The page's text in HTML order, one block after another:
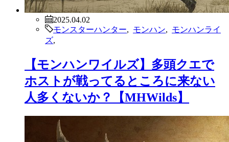
2025.04.02
モンスターハンター
モンハン
モンハンライ
ズ
【モンハンワイルズ】多頭クエで
ホストが戦ってるところに来ない
人多くないか？【MHWilds】